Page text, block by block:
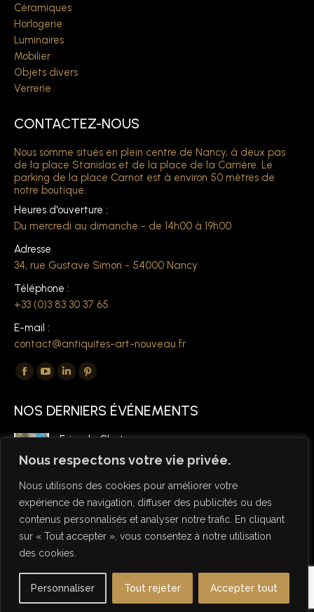
Nous respectons votre vie privée.
Nous utilisons des cookies pour améliorer votre
expérience de navigation, diffuser des publicités ou des
contenus personnalisés et analyser notre trafic. En cliquant
sur « Tout accepter », vous consentez à notre utilisation
des cookies.
Personnaliser Tout rejeter Accepter tout
Céramiques
Horlogerie
Luminaires
Mobilier
Objets divers
Verrerie
CONTACTEZ-NOUS
Nous somme situés en plein centre de Nancy, à deux pas
de la place Stanislas et de la place de la Carrière. Le
parking de la place Carnot est à environ 50 mètres de
notre boutique.
Heures d'ouverture :
Du mercredi au dimanche - de 14h00 à 19h00
Adresse
34, rue Gustave Simon - 54000 Nancy
Téléphone :
+33 (0)3 83 30 37 65
E-mail :
contact@antiquites-art-nouveau.fr
Trouvez nous sur :
La
Facebook
s'ouvre
nouvelle
fenêtre
La
YouTube
s'ouvre
nouvelle
fenêtre
La
LinkedIn
s'ouvre
une
nouvelle
fenêtre
La
Pinterest
s'ouvre
nouvelle
fenêtre
NOS DERNIERS ÉVÉNEMENTS
Foire de Chatou
6 mars 2026
Studio
Useful links